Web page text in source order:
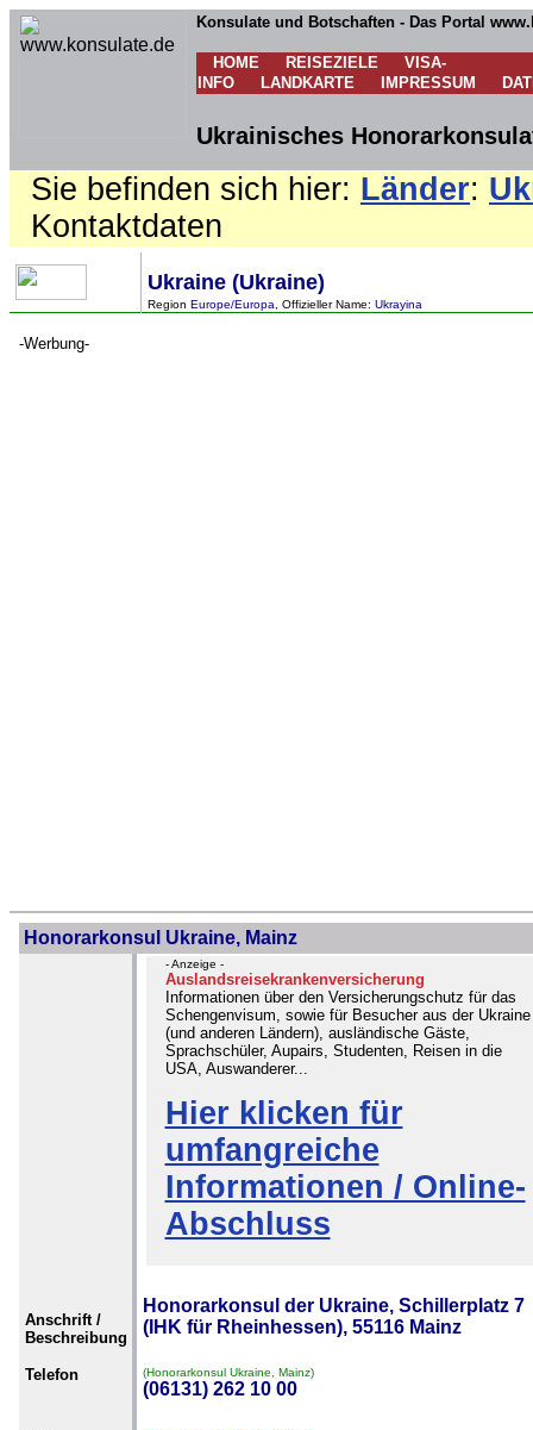
Konsulate und Botschaften - Das Portal
HOME REISEZIELE
VISA-
INFO
LANDKARTE IMPRESSUM
Ukrainisches
Sie befinden sich hier: Länder:
Kontaktdaten
Ukraine (Ukraine)
Region Europe/Europa , Offizieller Name: Ukrayina
-Werbung-
Honorarkonsul Ukraine, Mainz
- Anzeige -
Auslandsreisekrankenversicherung
Informationen über den Versicherungschutz für das
Schengenvisum, sowie für Besucher aus der Ukraine
(und anderen Ländern), ausländische Gäste,
Sprachschüler, Aupairs, Studenten, Reisen in die
USA, Auswanderer...
Hier klicken für
umfangreiche
Informationen / Online-
Abschluss
Anschrift /
Beschreibung
Honorarkonsul der Ukraine, Schillerplatz 7
(IHK für Rheinhessen), 55116 Mainz
Telefon (Honorarkonsul Ukraine, Mainz)
(06131) 262 10 00